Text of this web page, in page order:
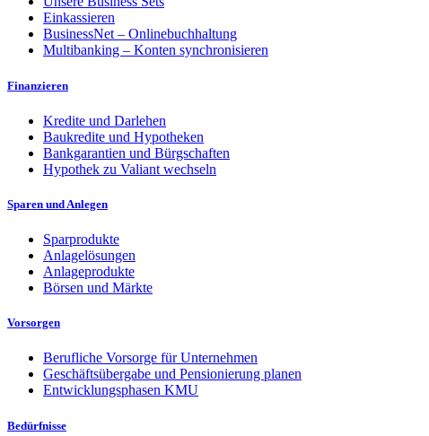
Einkassieren
BusinessNet – Onlinebuchhaltung
Multibanking – Konten synchronisieren
Finanzieren
Kredite und Darlehen
Baukredite und Hypotheken
Bankgarantien und Bürgschaften
Hypothek zu Valiant wechseln
Sparen und Anlegen
Sparprodukte
Anlagelösungen
Anlageprodukte
Börsen und Märkte
Vorsorgen
Berufliche Vorsorge für Unternehmen
Geschäftsübergabe und Pensionierung planen
Entwicklungsphasen KMU
Bedürfnisse